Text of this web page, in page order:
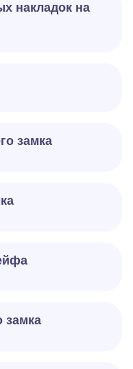
накладок на
замка
замка